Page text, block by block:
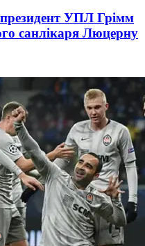
УПЛ Грімм
санлікаря Люцерну